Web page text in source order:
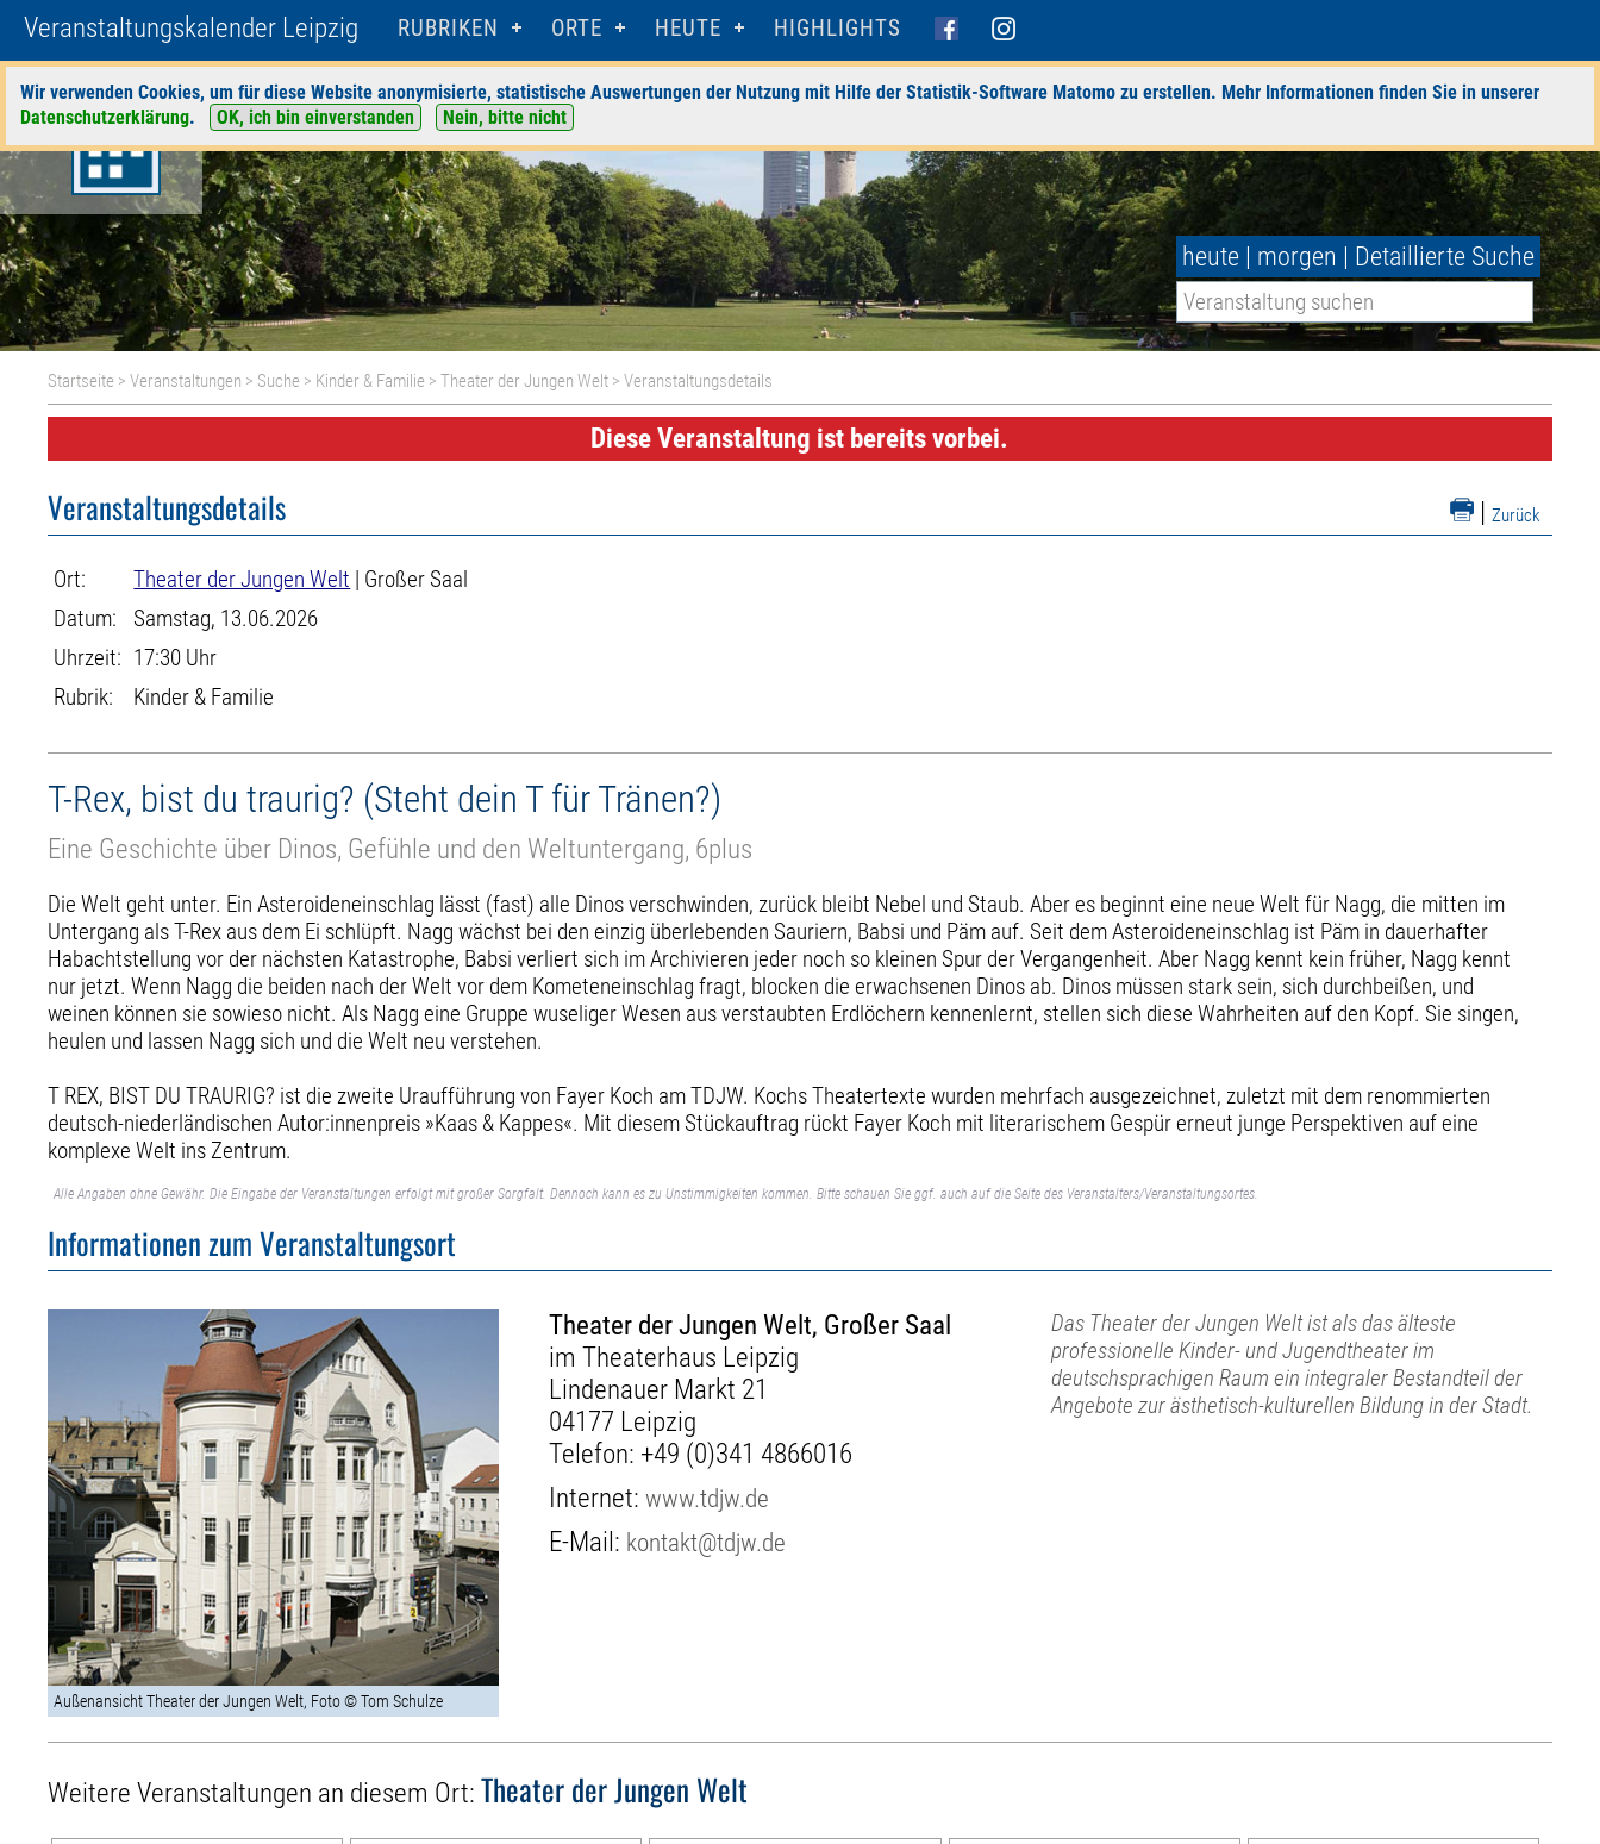
Veranstaltungskalender Leipzig RUBRIKEN ORTE HEUTE HIGHLIGHTS
Wir verwenden Cookies, um für diese Website anonymisierte, statistische Auswertungen der Nutzung mit Hilfe der Statistik-Software Matomo zu erstellen. Mehr Informationen finden Sie in unserer
Datenschutzerklärung. OK, ich bin einverstanden Nein, bitte nicht
heute | morgen | Detaillierte Suche
Startseite >Veranstaltungen > Suche > Kinder & Familie >Theater der Jungen Welt > Veranstaltungsdetails
Diese Veranstaltung ist bereits vorbei.
| Zurück
Veranstaltungsdetails
Ort: Theater der Jungen Welt | Großer Saal
Datum:
Samstag, 13.06.2026
Uhrzeit: 17:30 Uhr
Rubrik:
Kinder & Familie
T-Rex, bist du traurig? (Steht dein T für Tränen?)
Eine Geschichte über Dinos, Gefühle und den Weltuntergang, 6plus
Die Welt geht unter. Ein Asteroideneinschlag lässt (fast) alle Dinos verschwinden, zurück bleibt Nebel und Staub. Aber es beginnt eine neue Welt für Nagg, die mitten im
Untergang als T-Rex aus dem Ei schlüpft. Nagg wächst bei den einzig überlebenden Sauriern, Babsi und Päm auf. Seit dem Asteroideneinschlag ist Päm in dauerhafter
Habachtstellung vor der nächsten Katastrophe, Babsi verliert sich im Archivieren jeder noch so kleinen Spur der Vergangenheit. Aber Nagg kennt kein früher, Nagg kennt
nur jetzt. Wenn Nagg die beiden nach der Welt vor dem Kometeneinschlag fragt, blocken die erwachsenen Dinos ab. Dinos müssen stark sein, sich durchbeißen, und
weinen können sie sowieso nicht. Als Nagg eine Gruppe wuseliger Wesen aus verstaubten Erdlöchern kennenlernt, stellen sich diese Wahrheiten auf den Kopf. Sie singen,
heulen und lassen Nagg sich und die Welt neu verstehen.
T REX, BIST DU TRAURIG? ist die zweite Uraufführung von Fayer Koch am TDJW. Kochs Theatertexte wurden mehrfach ausgezeichnet, zuletzt mit dem renommierten
deutsch-niederländischen Autor:innenpreis »Kaas & Kappes«. Mit diesem Stückauftrag rückt Fayer Koch mit literarischem Gespür erneut junge Perspektiven auf eine
komplexe Welt ins Zentrum.
Alle Angaben ohne Gewähr. Die Eingabe der Veranstaltungen erfolgt mit großer Sorgfalt. Dennoch kann es zu Unstimmigkeiten kommen. Bitte schauen Sie ggf. auch auf die Seite des Veranstalters/Veranstaltungsortes.
Informationen zum Veranstaltungsort
Außenansicht Theater der Jungen Welt, Foto © Tom Schulze
Theater der Jungen Welt, Großer Saal
im Theaterhaus Leipzig
Lindenauer Markt 21
04177 Leipzig
Telefon: +49 (0)341 4866016
Internet:www.tdjw.de
E-Mail: kontakt@tdjw.de
Das Theater der Jungen Welt ist als das älteste
professionelle Kinder- und Jugendtheater im
deutschsprachigen Raum ein integraler Bestandteil der
Angebote zur ästhetisch-kulturellen Bildung in der Stadt.
Weitere Veranstaltungen an diesem Ort: Theater der Jungen Welt